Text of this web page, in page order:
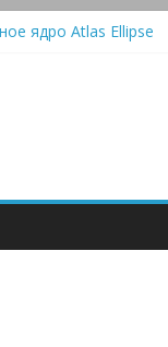
ядро Atlas Ellipse